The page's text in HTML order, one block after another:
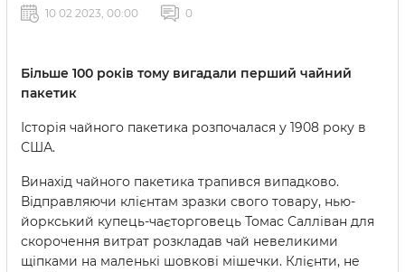
10 02 2023, 00:00 0
Більше 100 років тому вигадали перший чайний
пакетик
Історія чайного пакетика розпочалася у 1908 року в
США.
Винахід чайного пакетика трапився випадково.
Відправляючи клієнтам зразки свого товару, нью-
йоркський купець-чаєторговець Томас Салліван для
скорочення витрат розкладав чай ​​невеликими
щіпками на маленькі шовкові мішечки. Клієнти, не